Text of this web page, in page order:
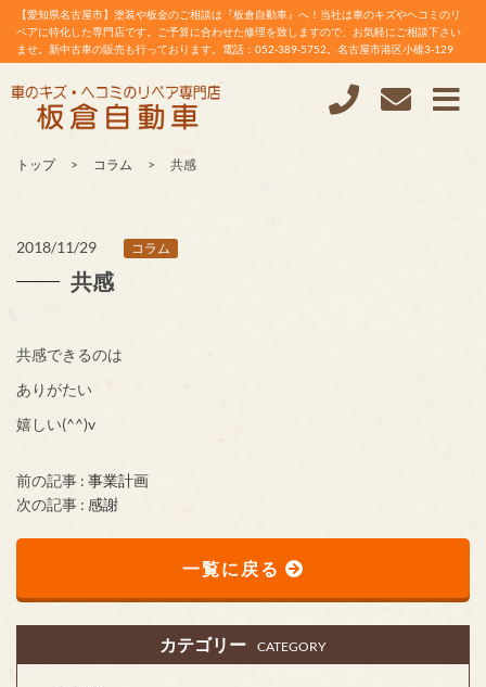
【愛知県名古屋市】塗装や板金のご相談は『板倉自動車』へ！当社は車のキズやヘコミのリ
ペアに特化した専門店です。ご予算に合わせた修理を致しますので、お気軽にご相談下さい
ませ。新中古車の販売も行っております。電話：052-389-5752。名古屋市港区小碓3-129
トップ コラム 共感
2018/11/29 コラム
共感
共感できるのは
ありがたい
嬉しい(^^)v
前の記事 : 事業計画
次の記事 : 感謝
一覧に戻る
カテゴリー CATEGORY